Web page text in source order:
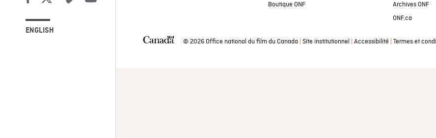
ENGLISH
Boutique ONF
Archives ONF
ONF.ca
© 2026 Office national du film du Canada Site institutionnel Accessibilité Termes et